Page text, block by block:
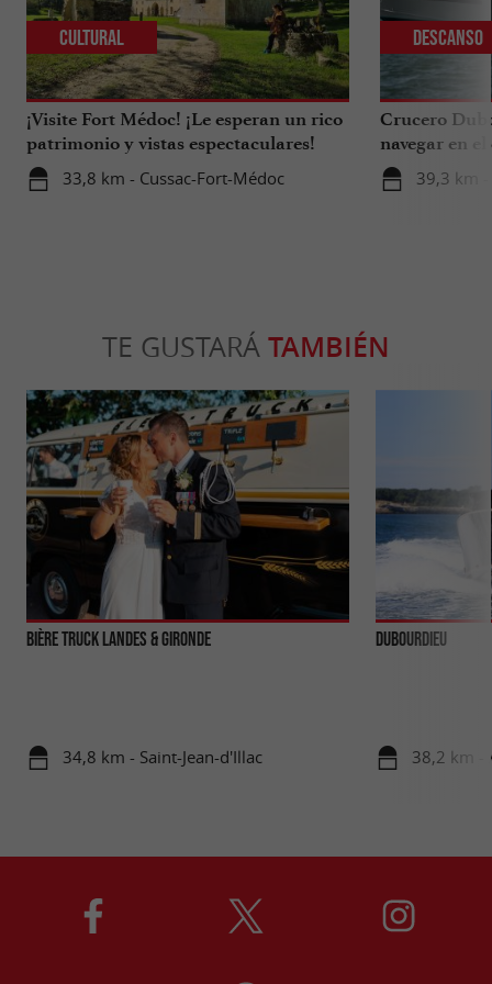
¡Visite Fort Médoc! ¡Le esperan un rico
patrimonio y vistas espectaculares!
33,8 km - Cussac-Fort-Médoc
Cultural
Crucero
navegar en
Arcachon.
39,3 km
Descanso
TE GUSTARÁ TAMBIÉN
Bière Truck Landes & Gironde
34,8 km - Saint-Jean-d'Illac
Dubourdieu
38,2 km -